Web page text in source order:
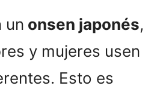
un onsen japonés,
y mujeres usen
Esto es